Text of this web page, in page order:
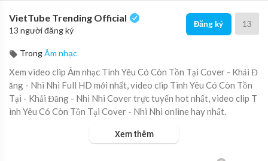
VietTube Trending Official
13 người đăng ký
Đăng ký 13
TrongÂm nhạc
Xem video clip Âm nhạc Tình Yêu Có Còn Tồn Tại Cover - Khải Đ
ăng - Nhi Nhi Full HD mới nhất, video clip Tình Yêu Có Còn Tồn
Tại - Khải Đăng - Nhi Nhi Cover trực tuyến hot nhất, video clip T
ình Yêu Có Còn Tồn Tại Cover - Nhi Nhi online hay nhất.
Xem thêm